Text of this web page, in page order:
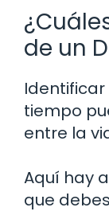
de un
tiempo
entre la
Aquí hay
que